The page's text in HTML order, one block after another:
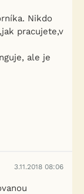
Nikdo
pracujete,v
ale je
3.11.2018 08:06